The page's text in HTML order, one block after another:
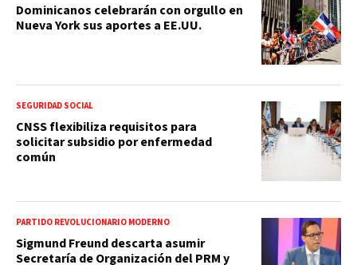
Dominicanos celebrarán con orgullo en
Nueva York sus aportes a EE.UU.
SEGURIDAD SOCIAL
CNSS flexibiliza requisitos para
solicitar subsidio por enfermedad
común
PARTIDO REVOLUCIONARIO MODERNO
Sigmund Freund descarta asumir
Secretaría de Organización del PRM y